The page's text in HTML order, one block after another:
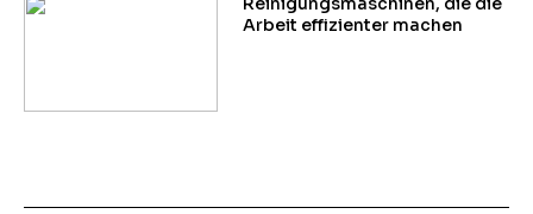
Arbeit effizienter machen